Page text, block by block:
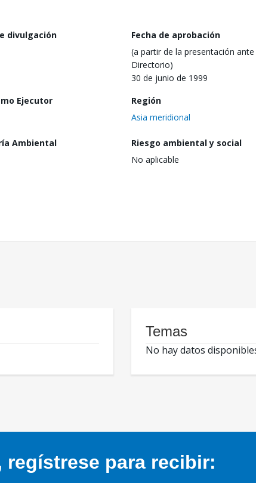
divulgación
Fecha de aprobación
(a partir de la presentación ante
Directorio)
30 de junio de 1999
Ejecutor
Región
Asia meridional
Ambiental
Riesgo ambiental y social
No aplicable
Temas
No hay datos
regístrese para recibir: